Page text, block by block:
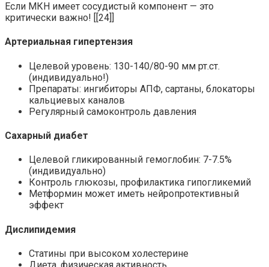
Если МКН имеет сосудистый компонент — это
критически важно! [[24]]
Артериальная гипертензия
Целевой уровень: 130-140/80-90 мм рт.ст.
(индивидуально!)
Препараты: ингибиторы АПФ, сартаны, блокаторы
кальциевых каналов
Регулярный самоконтроль давления
Сахарный диабет
Целевой гликированный гемоглобин: 7-7.5%
(индивидуально)
Контроль глюкозы, профилактика гипогликемий
Метформин может иметь нейропротективный
эффект
Дислипидемия
Статины при высоком холестерине